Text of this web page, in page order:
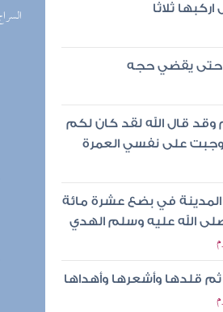
ثلاثا
حتى يقضي حجه
وقد قال الله لقد كان لكم
على نفسي العمرة
المدينة في بضع عشرة مائة
الله عليه وسلم الهدي
قلدها وأشعرها وأهداها